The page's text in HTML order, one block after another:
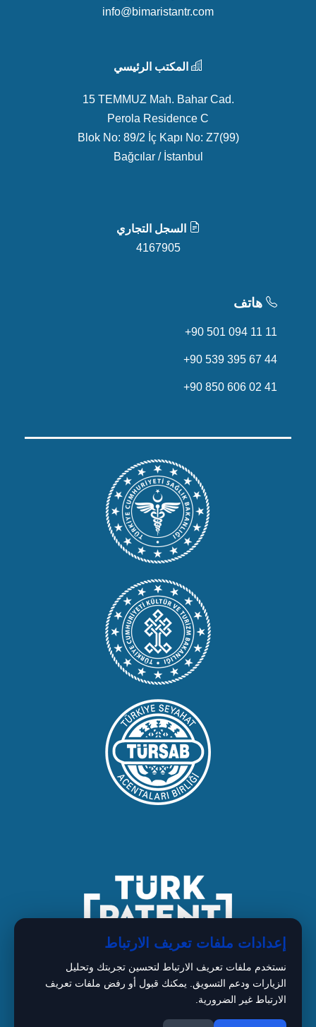
info@bimaristantr.com
المكتب الرئيسي
15 TEMMUZ Mah. Bahar Cad.
Perola Residence C
Blok No: 89/2 İç Kapı No: Z7(99)
Bağcılar / İstanbul
السجل التجاري
4167905
هاتف
+90 501 094 11 11
+90 539 395 67 44
+90 850 606 02 41
إعدادات ملفات تعريف الارتباط
نستخدم ملفات تعريف الارتباط لتحسين تجربتك وتحليل
الزيارات ودعم التسويق. يمكنك قبول أو رفض ملفات تعريف
الارتباط غير الضرورية.